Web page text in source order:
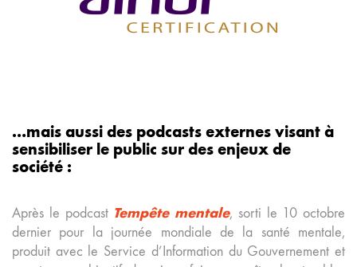
…mais aussi des podcasts externes visant à
sensibiliser le public sur des enjeux de
société :
Après le podcast Tempête mentale, sorti le 10 octobre
dernier pour la journée mondiale de la santé mentale,
produit avec le Service d’Information du Gouvernement et